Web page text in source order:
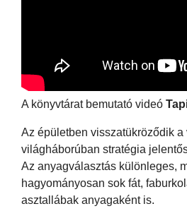
A könyvtárat bemutató videó
Az épületben visszatükröződik
világháborúban stratégia
Az anyagválasztás különleges,
hagyományosan sok fát,
asztallábak anyagaként is.